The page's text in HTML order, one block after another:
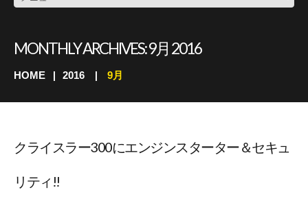
MONTHLY ARCHIVES:9月 2016
HOME 2016 9月
クライスラー300にエンジンスターター＆セキュ
リティ!!